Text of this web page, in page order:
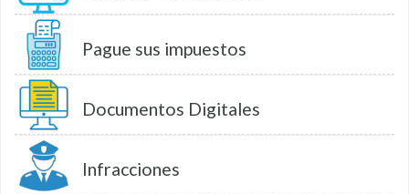
Pague sus impuestos
Documentos Digitales
Infracciones